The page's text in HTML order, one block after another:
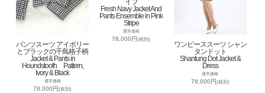
パンツスーツ アイボリー
とブラックの千鳥格子柄
Jacket & Pants in
Houndstooth Pattern,
Ivory & Black
通常価格
78,000円(税別)
Fresh Navy Jacket And
Pants Ensemble in Pink
Stripe
通常価格
78,000円(税別)
ワンピーススーツ シャン
タンドット
Shantung Dot Jacket &
Dress
通常価格
78,000円(税別)